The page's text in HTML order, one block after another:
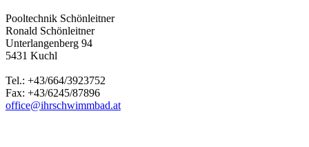
Pooltechnik Schönleitner
Ronald Schönleitner
Unterlangenberg 94
5431 Kuchl
Tel.: +43/664/3923752
Fax: +43/6245/87896
office@ihrschwimmbad.at